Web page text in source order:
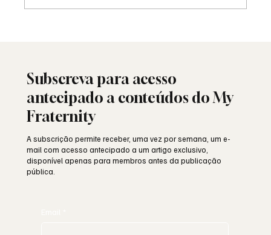
Subscreva para acesso
antecipado a conteúdos do My
Fraternity
A subscrição permite receber, uma vez por semana, um e-
mail com acesso antecipado a um artigo exclusivo,
disponível apenas para membros antes da publicação
pública.